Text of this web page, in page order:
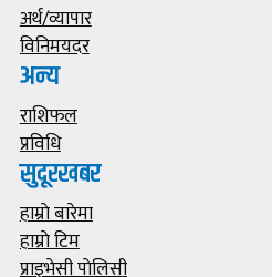
अर्थ/व्यापार
विनिमयदर
अन्य
राशिफल
प्रविधि
सुदूरखबर
हाम्राे बारेमा
हाम्राे टिम
प्राइभेसी पाेलिसी